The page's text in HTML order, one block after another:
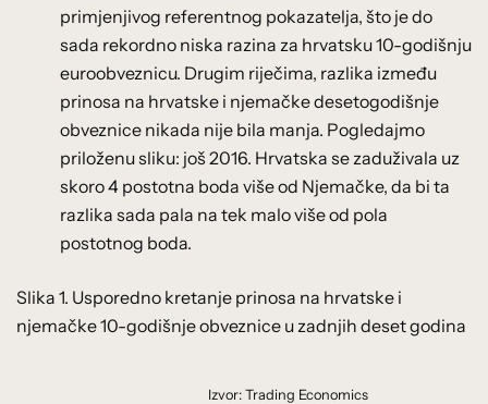
primjenjivog referentnog pokazatelja, što je do
sada rekordno niska razina za hrvatsku 10-godišnju
euroobveznicu. Drugim riječima, razlika između
prinosa na hrvatske i njemačke desetogodišnje
obveznice nikada nije bila manja. Pogledajmo
priloženu sliku: još 2016. Hrvatska se zaduživala uz
skoro 4 postotna boda više od Njemačke, da bi ta
razlika sada pala na tek malo više od pola
postotnog boda.
Slika 1. Usporedno kretanje prinosa na hrvatske i
njemačke 10-godišnje obveznice u zadnjih deset godina
Izvor: Trading Economics